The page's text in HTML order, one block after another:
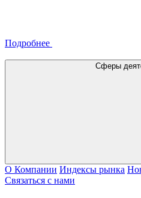
Подробнее
Сферы
О Компании Индексы рынка
Связаться с нами